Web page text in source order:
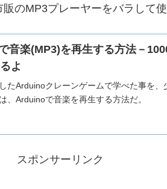
のMP3プレーヤーをバラして使
音楽(MP3)を再生する方法－
よ
たArduinoクレーンゲームで学べた事を、
、Arduinoで音楽を再生する方法だ。
スポンサーリンク